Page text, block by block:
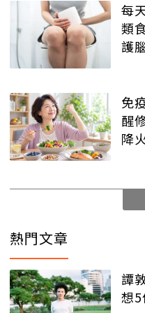
每
類
護
免
醒
降
熱門文章
譚
想5